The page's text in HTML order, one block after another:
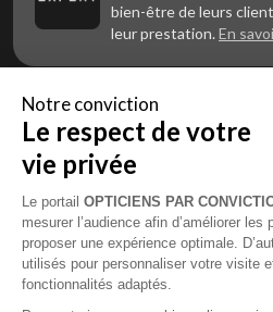
bien-être de leurs
leur prestation. En
Vous êtes un
vous souhaitez
Contactez Alliance
d’accompagnement
Notre conviction
Le respect de votre
vie privée
Le portail OPTICIENS PAR
mesurer l’audience afin d’améliorer
proposer une expérience optimale.
utilisés pour personnaliser votre visite
fonctionnalités adaptés.